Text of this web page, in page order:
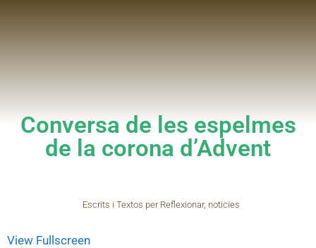
Conversa de les espelmes
de la corona d’Advent
Escrits i Textos per Reflexionar, noticies
View Fullscreen